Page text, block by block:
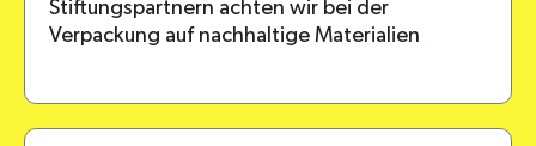
Stiftungspartnern achten wir bei der
Verpackung auf nachhaltige Materialien